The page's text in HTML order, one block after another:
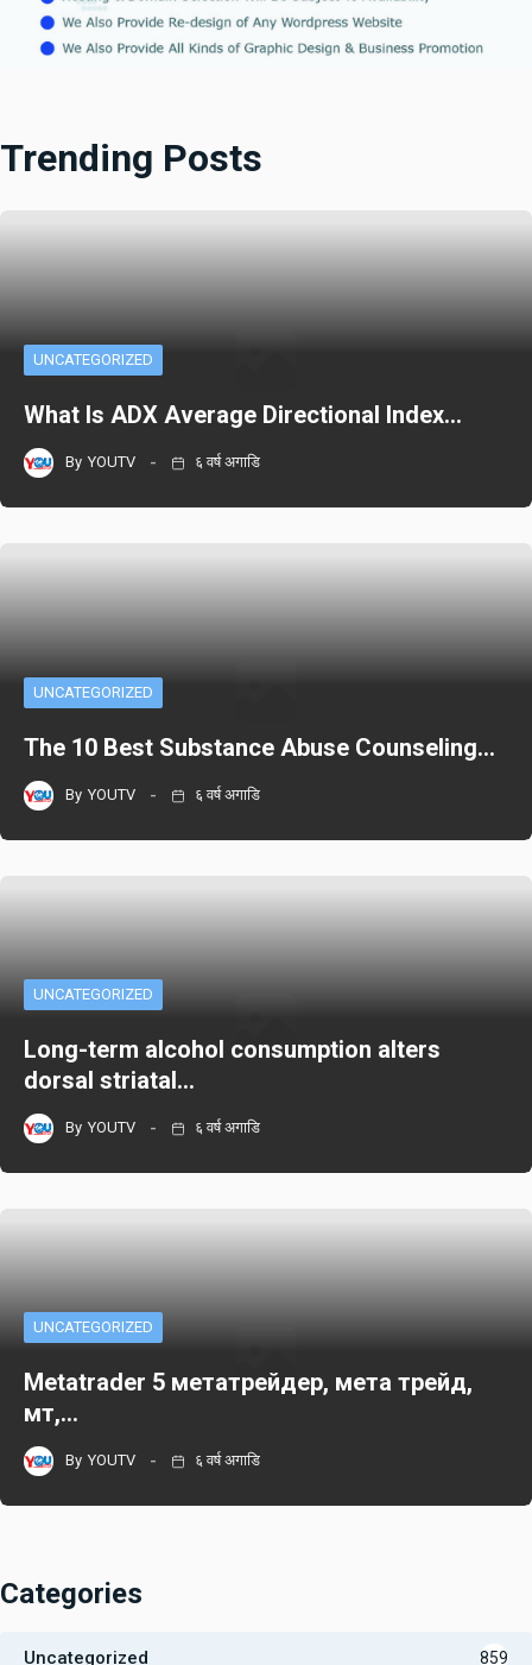
Trending Posts
UNCATEGORIZED
What Is ADX Average Directional Index…
By YOUTV ६ वर्ष अगाडि
UNCATEGORIZED
The 10 Best Substance Abuse Counseling…
By YOUTV ६ वर्ष अगाडि
UNCATEGORIZED
Long-term alcohol consumption alters
dorsal striatal…
By YOUTV ६ वर्ष अगाडि
UNCATEGORIZED
Metatrader 5 метатрейдер, мета трейд,
мт,…
By YOUTV ६ वर्ष अगाडि
Categories
Uncategorized 859